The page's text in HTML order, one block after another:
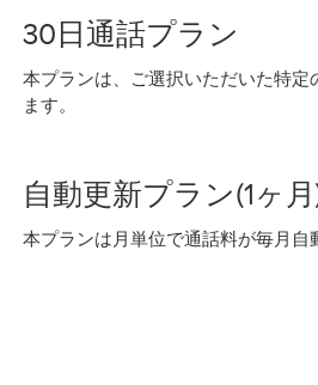
30日通話プラン
本プランは、ご選択いただいた特
ます。
自動更新プラン(1ヶ
本プランは月単位で通話料が毎月自